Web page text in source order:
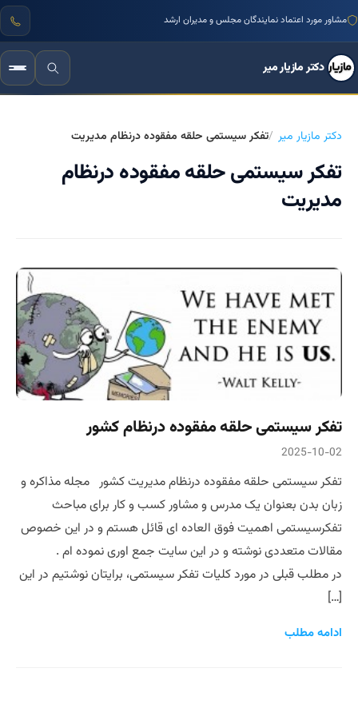
مشاور مورد اعتماد نمایندگان مجلس و مدیران ارشد
دکتر مازیار میر
دکتر مازیار میر تفکر سیستمی حلقه مفقوده درنظام مدیریت
تفکر سیستمی حلقه مفقوده درنظام
مدیریت
تفکر سیستمی حلقه مفقوده درنظام کشور
2025-10-02
تفکر سیستمی حلقه مفقوده درنظام مدیریت کشور مجله مذاکره و
زبان بدن بعنوان یک مدرس و مشاور کسب و کار برای مباحث
تفکرسیستمی اهمیت فوق العاده ای قائل هستم و در این خصوص
مقالات متعددی نوشته و در این سایت جمع اوری نموده ام .
در مطلب قبلی در مورد کلیات تفکر سیستمی، برایتان نوشتیم در این
[…]
ادامه مطلب